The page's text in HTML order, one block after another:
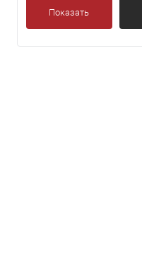
Показать